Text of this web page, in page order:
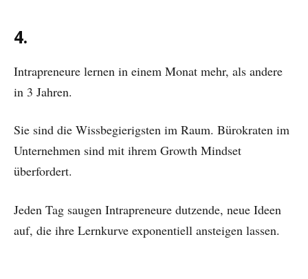
4.
Intrapreneure lernen in einem Monat mehr, als andere
in 3 Jahren.
Sie sind die Wissbegierigsten im Raum. Bürokraten im
Unternehmen sind mit ihrem Growth Mindset
überfordert.
Jeden Tag saugen Intrapreneure dutzende, neue Ideen
auf, die ihre Lernkurve exponentiell ansteigen lassen.